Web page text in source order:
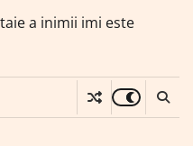
a inimii imi este